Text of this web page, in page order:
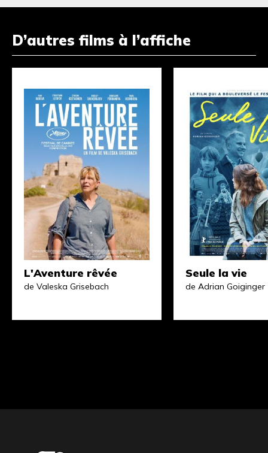
D’autres films à l’affiche
L'Aventure rêvée
de Valeska Grisebach
Seule la vie
de Adrian Goiginger